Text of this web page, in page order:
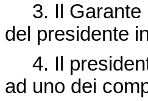
3. Il Garante
del presidente
4. Il
ad uno dei